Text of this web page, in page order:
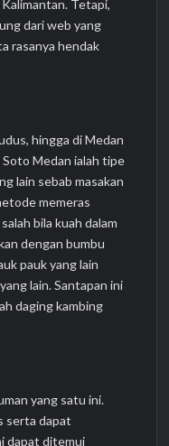
Tetapi,
dari web yang
rasanya hendak
hingga di Medan
Medan ialah tipe
lain sebab masakan
memeras
bila kuah dalam
dengan bumbu
pauk yang lain
lain. Santapan ini
daging kambing
yang satu ini.
serta dapat
dapat ditemui